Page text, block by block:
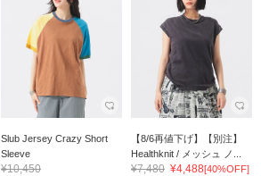
Slub Jersey Crazy Short
Sleeve
¥10,450
【8/6再値下げ】【別注】
Healthknit / メッシュ ノ...
¥7,480 ¥4,488[40%OFF]